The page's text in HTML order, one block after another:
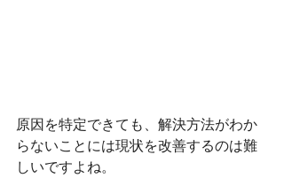
原因を特定できても、解決方法がわか
らないことには現状を改善するのは難
しいですよね。